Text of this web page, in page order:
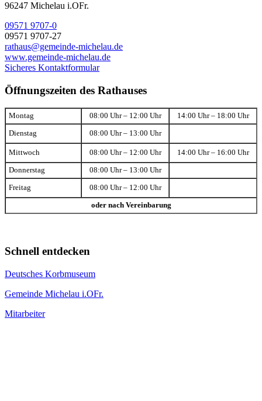
96247 Michelau i.OFr.
09571 9707-0
09571 9707-27
rathaus@gemeinde-michelau.de
www.gemeinde-michelau.de
Sicheres Kontaktformular
Öffnungszeiten des Rathauses
Montag 08:00 Uhr – 12:00 Uhr 14:00 Uhr – 18:00 Uhr
Dienstag 08:00 Uhr – 13:00 Uhr
Mittwoch 08:00 Uhr – 12:00 Uhr 14:00 Uhr – 16:00 Uhr
Donnerstag 08:00 Uhr – 13:00 Uhr
Freitag 08:00 Uhr – 12:00 Uhr
oder nach Vereinbarung
Schnell entdecken
Deutsches Korbmuseum
Gemeinde Michelau i.OFr.
Mitarbeiter